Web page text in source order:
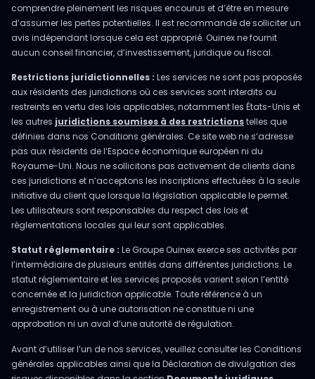
comprendre pleinement les risques encourus et d’être en mesure
d’assumer les pertes potentielles. Il est recommandé de solliciter un
avis indépendant lorsque cela est approprié. Ouinex ne fournit
aucun conseil financier, d’investissement, juridique ou fiscal.
Restrictions juridictionnelles : Les services ne sont pas proposés
aux résidents des juridictions où ces services sont interdits ou
restreints en vertu des lois applicables, notamment les États-Unis et
les autres juridictions soumises à des restrictionstelles que
définies dans nos Conditions générales. Ce site web ne s’adresse
pas aux résidents de l’Espace économique européen ni du
Royaume-Uni. Nous ne sollicitons pas activement de clients dans
ces juridictions et n’acceptons les inscriptions effectuées à la seule
initiative du client que lorsque la législation applicable le permet.
Les utilisateurs sont responsables du respect des lois et
réglementations locales qui leur sont applicables.
Statut réglementaire : Le Groupe Ouinex exerce ses activités par
l’intermédiaire de plusieurs entités dans différentes juridictions. Le
statut réglementaire et les services proposés varient selon l’entité
concernée et la juridiction applicable. Toute référence à un
enregistrement ou à une autorisation ne constitue ni une
approbation ni un aval d’une autorité de régulation.
Avant d’utiliser l’un de nos services, veuillez consulter les Conditions
générales applicables ainsi que la Déclaration de divulgation des